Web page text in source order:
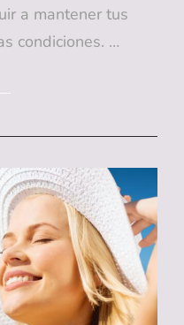
a mantener tus
condiciones. …